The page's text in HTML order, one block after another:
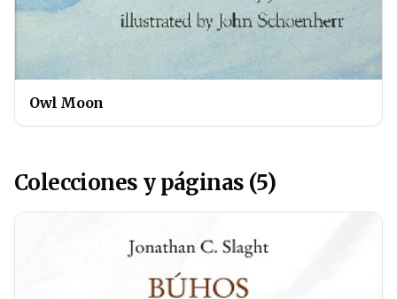
Owl Moon
Colecciones y páginas (5)